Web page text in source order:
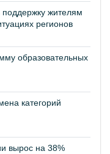
жителям
регионов
образовательных
категорий
вырос на 38%